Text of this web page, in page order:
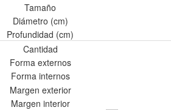
Tamaño
Diámetro (cm)
Profundidad (cm)
Cantidad
Forma externos
Forma internos
Margen exterior
Margen interior